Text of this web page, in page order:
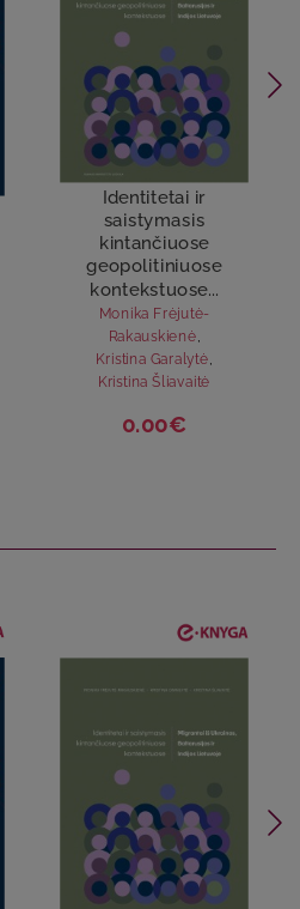
Identitetai ir
saistymasis
kintančiuose
geopolitiniuose
kontekstuose...
Monika Frėjutė-
Rakauskienė
Kristina Garalytė,
Kristina Šliavaitė
0.00€